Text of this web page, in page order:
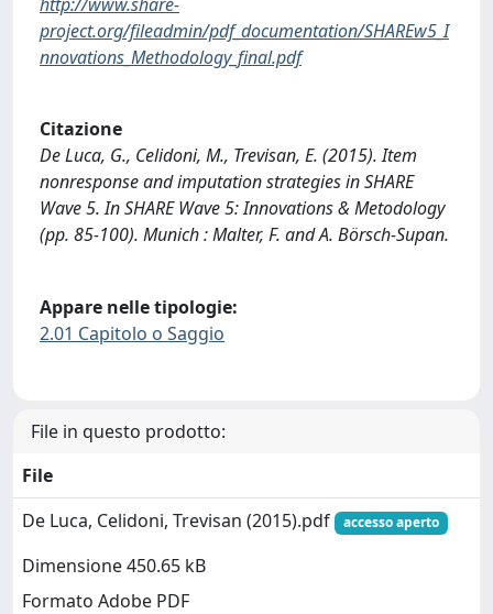
project.org/fileadmin/pdf_documentation/SHAREw5_I
nnovations_Methodology_final.pdf
Citazione
De Luca, G., Celidoni, M., Trevisan, E. (2015). Item
nonresponse and imputation strategies in SHARE
Wave 5. In SHARE Wave 5: Innovations & Metodology
(pp. 85-100). Munich : Malter, F. and A. Börsch-Supan.
Appare nelle tipologie:
2.01 Capitolo o Saggio
File in questo prodotto:
File
De Luca, Celidoni, Trevisan (2015).pdf
accesso aperto
Dimensione 450.65 kB
Formato Adobe PDF